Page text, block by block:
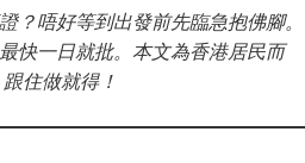
唔好等到出發前先臨急抱佛腳。
快一日就批。本文為香港居民而
住做就得！